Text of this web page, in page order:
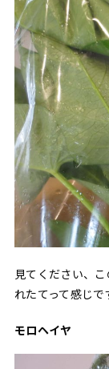
見てください、
れたてって感じで
モロヘイヤ